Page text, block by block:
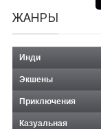
ЖАНРЫ
Инди
Экшены
Приключения
Казуальная